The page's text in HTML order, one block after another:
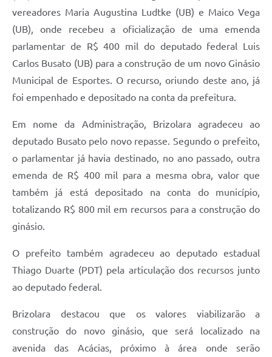
Projetos
Links
R.H
SIC
vereadores Maria Augustina Ludtke (UB) e Maico Vega
(UB), onde recebeu a oficialização de uma emenda
parlamentar de R$ 400 mil do deputado federal Luis
Carlos Busato (UB) para a construção de um novo Ginásio
Municipal de Esportes. O recurso, oriundo deste ano, já
foi empenhado e depositado na conta da prefeitura.
Em nome da Administração, Brizolara agradeceu ao
deputado Busato pelo novo repasse. Segundo o prefeito,
o parlamentar já havia destinado, no ano passado, outra
emenda de R$ 400 mil para a mesma obra, valor que
também já está depositado na conta do município,
totalizando R$ 800 mil em recursos para a construção do
ginásio.
O prefeito também agradeceu ao deputado estadual
Thiago Duarte (PDT) pela articulação dos recursos junto
ao deputado federal.
Brizolara destacou que os valores viabilizarão a
construção do novo ginásio, que será localizado na
avenida das Acácias, próximo à área onde serão